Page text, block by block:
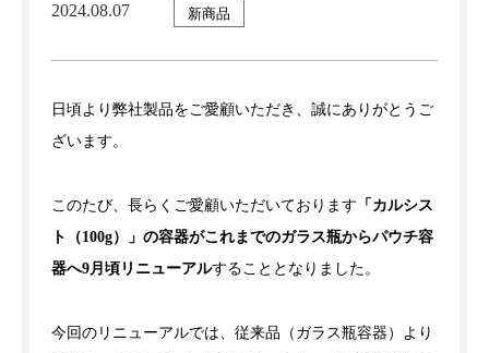
2024.08.07 新商品
日頃より弊社製品をご愛顧いただき、誠にありがとうご
ざいます。
このたび、長らくご愛顧いただいております 「カルシス
ト（100g）」の容器がこれまでのガラス瓶からパウチ容
器へ9月頃リニューアルすることとなりました。
今回のリニューアルでは、従来品（ガラス瓶容器）より